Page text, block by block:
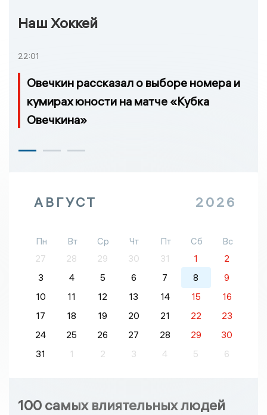
Наш Хоккей
22:01
Овечкин рассказал о выборе номера и
кумирах юности на матче «Кубка
Овечкина»
АВГУСТ 2026
Пн Вт Ср Чт Пт Сб
Вс
27
28 29 30 31 1
2
3
4 5 6 7 8
9
10
11 12 13 14 15
16
17
18 19 20 21 22
23
24
25 26 27 28 29
30
31
1 2 3 4 5 6
100 самых влиятельных людей